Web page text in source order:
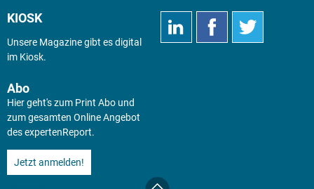
KIOSK
Unsere Magazine gibt es digital
im Kiosk.
Abo
Hier geht's zum Print Abo und
zum gesamten Online Angebot
des expertenReport.
Jetzt anmelden!